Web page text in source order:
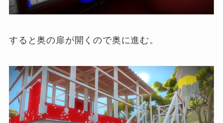
すると奥の扉が開くので奥に進む。